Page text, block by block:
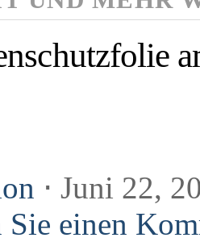
⋅ Juni 22,
Sie einen